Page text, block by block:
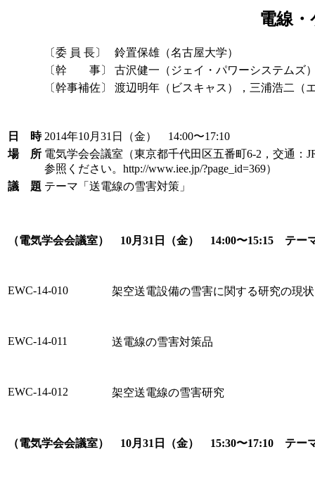
電線
〔委 員 長〕
鈴置保雄（名古屋大学）
〔幹 事〕
古沢健一（ジェイ・パワーシステムズ
〔幹事補佐〕
渡辺明年（ビスキャス），三浦浩二（
日 時 2014年10月31日（金） 14:00〜17:10
場 所 電気学会会議室（東京都千代田区五番町6-2，交通
参照ください。http://www.iee.jp/?page_id=369）
議 題 テーマ「送電線の雪害対策」
（電気学会会議室） 10月31日（金） 14:00〜15:15 テー
EWC-14-010 架空送電設備の雪害に関する研究の現状
EWC-14-011 送電線の雪害対策品
EWC-14-012 架空送電線の雪害研究
（電気学会会議室） 10月31日（金） 15:30〜17:10 テー